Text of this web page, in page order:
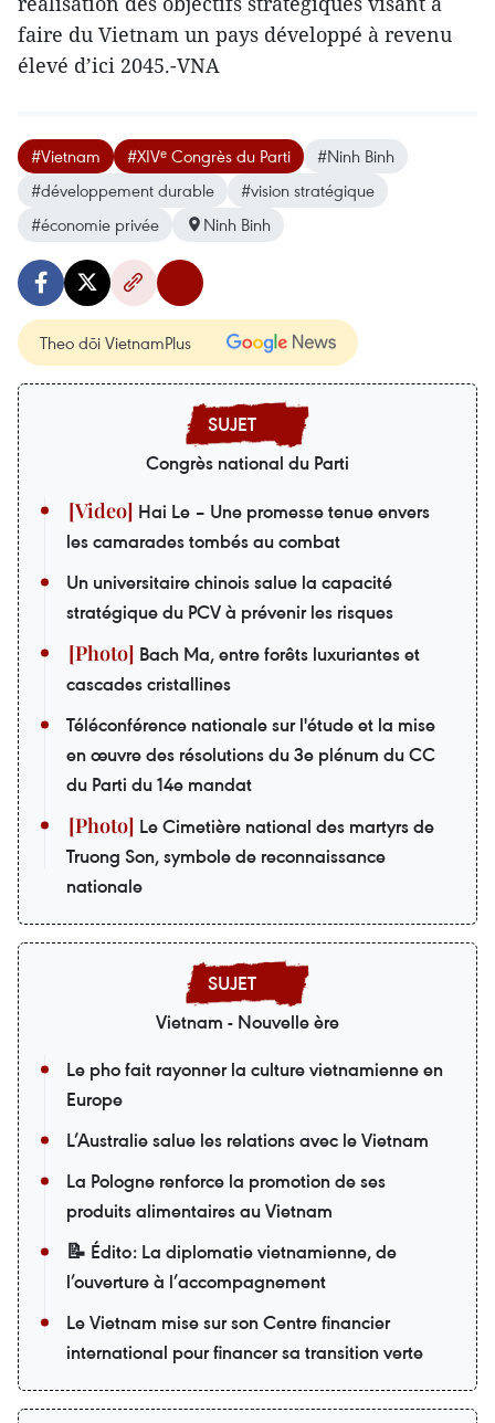
faire du Vietnam un pays développé à revenu
élevé d’ici 2045.-VNA
#Vietnam #XIVᵉ Congrès du Parti
#Ninh Binh
#développement durable
#vision stratégique
#économie privée
Ninh Binh
Theo dõi VietnamPlus
Congrès national du Parti
Hai Le – Une promesse tenue envers
les camarades tombés au combat
Un universitaire chinois salue la capacité
stratégique du PCV à prévenir les risques
Bach Ma, entre forêts luxuriantes et
cascades cristallines
Téléconférence nationale sur l'étude et la mise
en œuvre des résolutions du 3e plénum du CC
du Parti du 14e mandat
Le Cimetière national des martyrs de
Truong Son, symbole de reconnaissance
nationale
Vietnam - Nouvelle ère
Le pho fait rayonner la culture vietnamienne en
Europe
L’Australie salue les relations avec le Vietnam
La Pologne renforce la promotion de ses
produits alimentaires au Vietnam
📝 Édito: La diplomatie vietnamienne, de
l’ouverture à l’accompagnement
Le Vietnam mise sur son Centre financier
international pour financer sa transition verte